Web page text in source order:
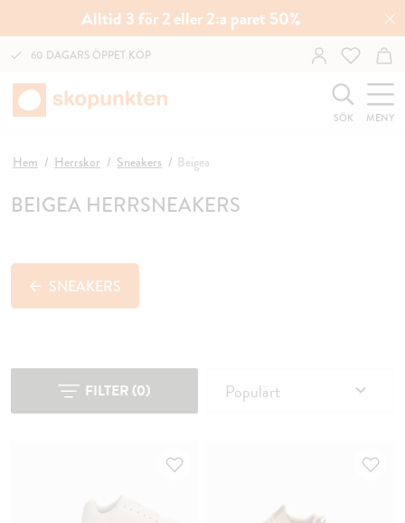
Alltid 3 för 2 eller 2:a paret 50%
60 DAGARS ÖPPET KÖP
SÖK MENY
Hem Herrskor Sneakers Beigea
BEIGEA HERRSNEAKERS
SNEAKERS
FILTER (0) Populärt